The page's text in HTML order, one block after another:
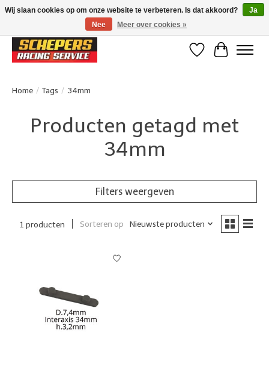
Klanten beoordelen ons met een 4,8/5 op Google reviews
Verlanglijst
Home / Tags / 34mm
Producten getagd met
34mm
Filters weergeven
1 producten Sorteren op Nieuwste producten
Wij slaan cookies op om onze website te verbeteren. Is dat akkoord?
Ja
Nee
Meer over cookies »